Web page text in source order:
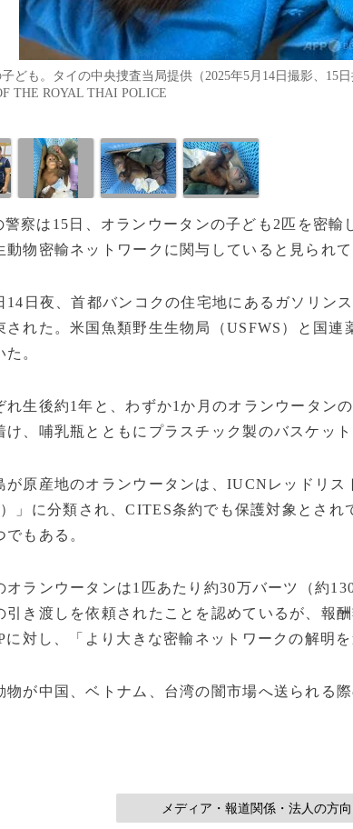
ども。タイの中央捜査当局提供（2025年5月14日撮影、15
THE ROYAL THAI POLICE
警察は15日、オランウータンの子ども2匹を密輸
物密輸ネットワークに関与していると見られて
14日夜、首都バンコクの住宅地にあるガソリン
された。米国魚類野生生物局（USFWS）と国連
。
れ生後約1年と、わずか1か月のオランウータン
、哺乳瓶とともにプラスチック製のバスケット
が原産地のオランウータンは、IUCNレッドリス
」に分類され、CITES条約でも保護対象とさ
もある。
ランウータンは1匹あたり約30万バーツ（約
引き渡しを依頼されたことを認めているが、報
対し、「より大きな密輸ネットワークの解明を
物が中国、ベトナム、台湾の闇市場へ送られる
メディア・報道関係・法人の方